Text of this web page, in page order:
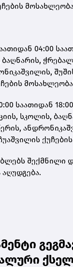
04:00
საათიდან
სკოლის,
შექმნილი